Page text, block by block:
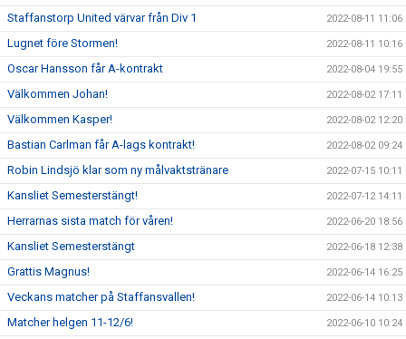
Staffanstorp United värvar från Div 1 2022-08-11 11:06
Lugnet före Stormen! 2022-08-11 10:16
Oscar Hansson får A-kontrakt 2022-08-04 19:55
Välkommen Johan! 2022-08-02 17:11
Välkommen Kasper! 2022-08-02 12:20
Bastian Carlman får A-lags kontrakt! 2022-08-02 09:24
Robin Lindsjö klar som ny målvaktstränare 2022-07-15 10:11
Kansliet Semesterstängt! 2022-07-12 14:11
Herrarnas sista match för våren! 2022-06-20 18:56
Kansliet Semesterstängt 2022-06-18 12:38
Grattis Magnus! 2022-06-14 16:25
Veckans matcher på Staffansvallen! 2022-06-14 10:13
Matcher helgen 11-12/6! 2022-06-10 10:24